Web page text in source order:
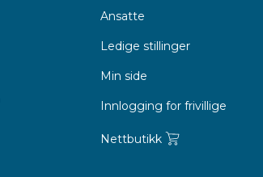
Ansatte
Ledige stillinger
Min side
Innlogging for frivillige
Nettbutikk